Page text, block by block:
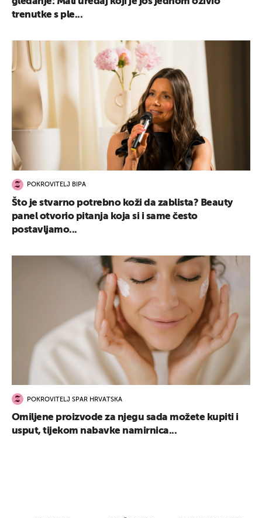
trenutke s ple...
POKROVITELJ BIPA
Što je stvarno potrebno koži da zablista? Beauty
panel otvorio pitanja koja si i same često
postavljamo...
POKROVITELJ SPAR HRVATSKA
Omiljene proizvode za njegu sada možete kupiti i
usput, tijekom nabavke namirnica...